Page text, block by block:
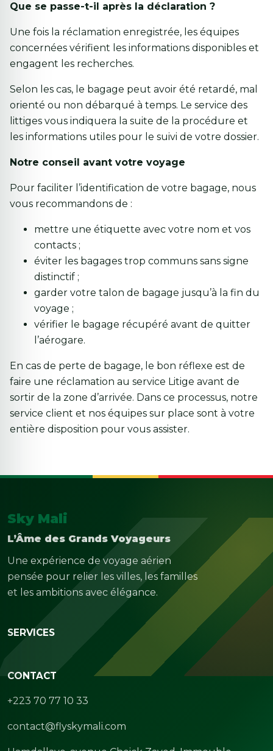
Que se passe-t-il après la déclaration ?
Une fois la réclamation enregistrée, les équipes
concernées vérifient les informations disponibles et
engagent les recherches.
Selon les cas, le bagage peut avoir été retardé, mal
orienté ou non débarqué à temps. Le service des
littiges vous indiquera la suite de la procédure et
les informations utiles pour le suivi de votre dossier.
Notre conseil avant votre voyage
Pour faciliter l’identification de votre bagage, nous
vous recommandons de :
mettre une étiquette avec votre nom et vos
contacts ;
éviter les bagages trop communs sans signe
distinctif ;
garder votre talon de bagage jusqu’à la fin du
voyage ;
vérifier le bagage récupéré avant de quitter
l’aérogare.
En cas de perte de bagage, le bon réflexe est de
faire une réclamation au service Litige avant de
sortir de la zone d’arrivée. Dans ce processus, notre
service client et nos équipes sur place sont à votre
entière disposition pour vous assister.
Sky Mali
L’Âme des Grands Voyageurs
Une expérience de voyage aérien
pensée pour relier les villes, les familles
et les ambitions avec élégance.
SERVICES
CONTACT
+223 70 77 10 33
contact@flyskymali.com